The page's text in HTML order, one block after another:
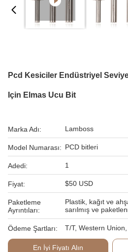
Pcd Kesiciler Endüstriyel
Için Elmas Ucu Bit
Marka Adı: Lamboss
Model Numarası: PCD bitleri
Adedi: 1
Fiyat: $50 USD
Paketleme
Ayrıntıları:
Plastik, kağıt ve
sarılmış ve
Ödeme Şartları: T/T, Western
En İyi Fiyatı Alın